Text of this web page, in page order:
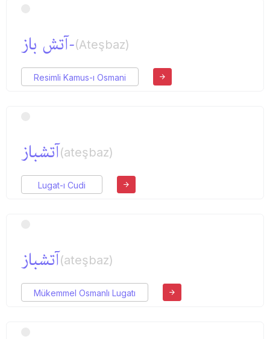
-آتش باز(Ateşbaz)
Resimli Kamus-ı Osmani
آتشباز(ateşbaz)
Lugat-ı Cudi
آتشباز(ateşbaz)
Mükemmel Osmanlı Lugatı